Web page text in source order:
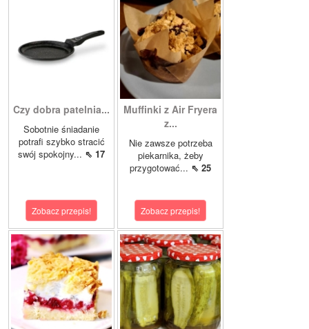
Czy dobra patelnia...
Sobotnie śniadanie
potrafi szybko stracić
swój spokojny... ⇖ 17
Zobacz przepis!
Muffinki z Air Fryera
z...
Nie zawsze potrzeba
piekarnika, żeby
przygotować... ⇖ 25
Zobacz przepis!